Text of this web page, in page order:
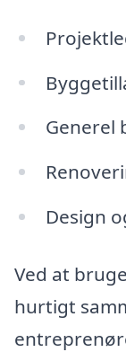
Generel
Design
Ved at
hurtigt